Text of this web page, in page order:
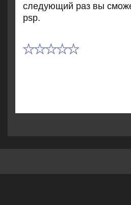
следующий раз вы
psp.